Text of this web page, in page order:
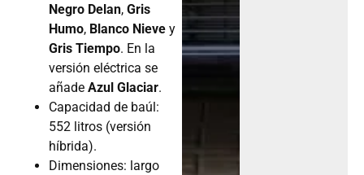
Negro Delan, Gris
Humo, Blanco Nieve y
Gris Tiempo. En la
versión eléctrica se
añade Azul Glaciar.
Capacidad de baúl:
552 litros (versión
híbrida).
Dimensiones: largo